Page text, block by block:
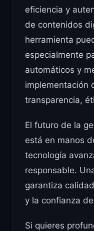
eficiencia y
de contenidos
herramienta
especialmente
automáticos y
implementación
transparencia,
El futuro de la
está en manos
tecnología
responsable.
garantiza
y la confianza
Si quieres